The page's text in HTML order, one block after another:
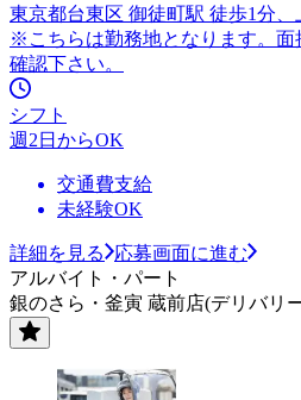
東京都台東区 御徒町駅 徒歩1分、
※こちらは勤務地となります。面
確認下さい。
シフト
週2日からOK
交通費支給
未経験OK
詳細を見る
応募画面に進む
アルバイト・パート
銀のさら・釜寅 蔵前店(デリバリ